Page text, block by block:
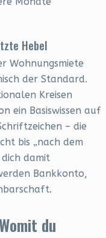
Hebel
Wohnungsmiete
der Standard.
Kreisen
ein Basiswissen auf
– die
bis „nach dem
dich damit
Bankkonto,
du